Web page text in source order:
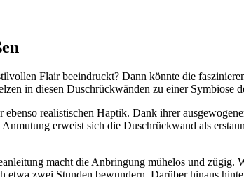
Flair beeindruckt? Dann könnte die
in diesen Duschrückwänden zu einer Symbiose
realistischen Haptik. Dank ihrer
erweist sich die Duschrückwand als
macht die Anbringung mühelos und zügig.